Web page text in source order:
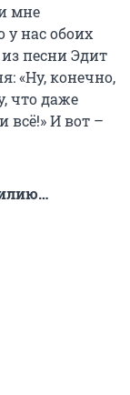
мне
у нас обоих
песни Эдит
«Ну, конечно,
что даже
всё!» И вот –